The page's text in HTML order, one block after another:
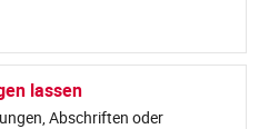
lassen
Abschriften oder